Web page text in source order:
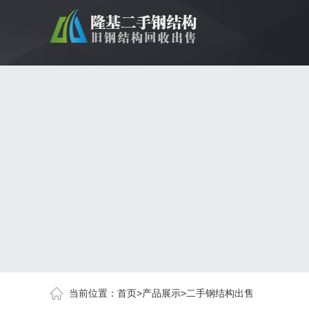
当前位置： 首页>产品展示>二手钢结构出售